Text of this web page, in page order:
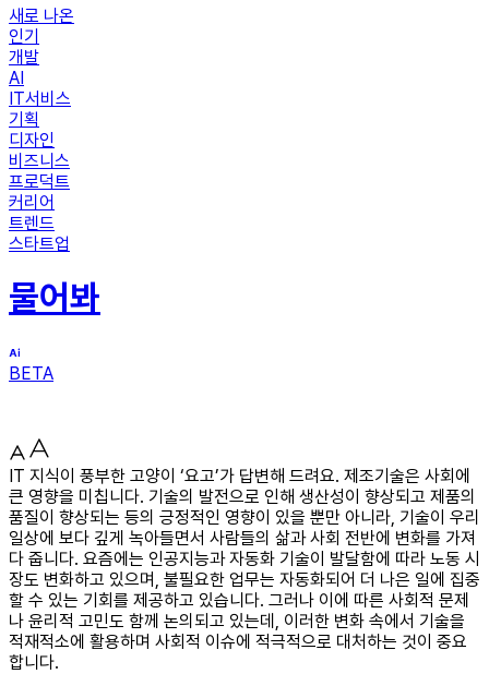
새로 나온
인기
개발
AI
IT서비스
기획
디자인
비즈니스
프로덕트
커리어
트렌드
스타트업
물어봐
BETA
IT 지식이 풍부한 고양이 ‘요고’가 답변해 드려요. 제조기술은 사회에
큰 영향을 미칩니다. 기술의 발전으로 인해 생산성이 향상되고 제품의
품질이 향상되는 등의 긍정적인 영향이 있을 뿐만 아니라, 기술이 우리
일상에 보다 깊게 녹아들면서 사람들의 삶과 사회 전반에 변화를 가져
다 줍니다. 요즘에는 인공지능과 자동화 기술이 발달함에 따라 노동 시
장도 변화하고 있으며, 불필요한 업무는 자동화되어 더 나은 일에 집중
할 수 있는 기회를 제공하고 있습니다. 그러나 이에 따른 사회적 문제
나 윤리적 고민도 함께 논의되고 있는데, 이러한 변화 속에서 기술을
적재적소에 활용하며 사회적 이슈에 적극적으로 대처하는 것이 중요
합니다.